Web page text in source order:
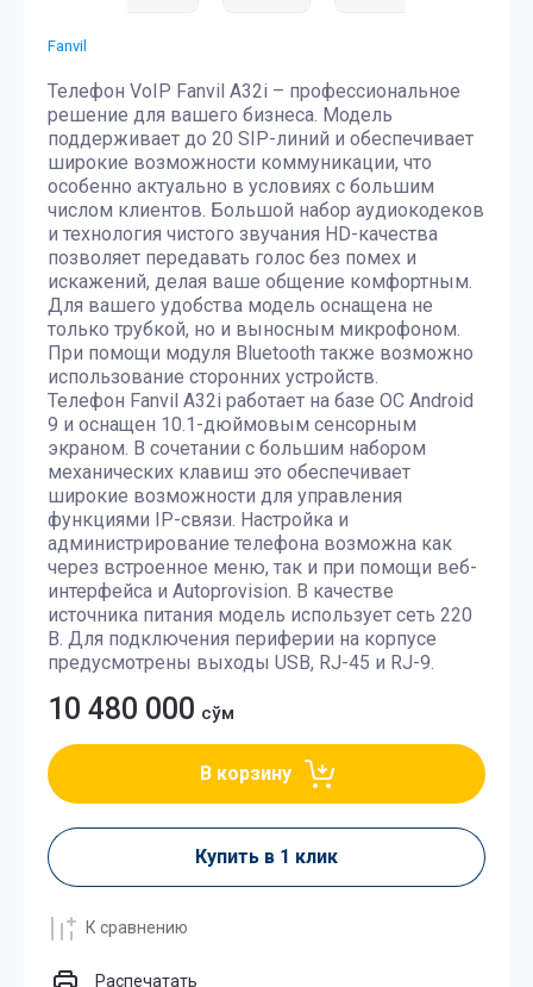
Fanvil
Телефон VoIP Fanvil A32i – профессиональное
решение для вашего бизнеса. Модель
поддерживает до 20 SIP-линий и обеспечивает
широкие возможности коммуникации, что
особенно актуально в условиях с большим
числом клиентов. Большой набор аудиокодеков
и технология чистого звучания HD-качества
позволяет передавать голос без помех и
искажений, делая ваше общение комфортным.
Для вашего удобства модель оснащена не
только трубкой, но и выносным микрофоном.
При помощи модуля Bluetooth также возможно
использование сторонних устройств.
Телефон Fanvil A32i работает на базе ОС Android
9 и оснащен 10.1-дюймовым сенсорным
экраном. В сочетании с большим набором
механических клавиш это обеспечивает
широкие возможности для управления
функциями IP-связи. Настройка и
администрирование телефона возможна как
через встроенное меню, так и при помощи веб-
интерфейса и Autoprovision. В качестве
источника питания модель использует сеть 220
В. Для подключения периферии на корпусе
предусмотрены выходы USB, RJ-45 и RJ-9.
10 480 000 сўм
В корзину
Купить в 1 клик
К сравнению
Распечатать